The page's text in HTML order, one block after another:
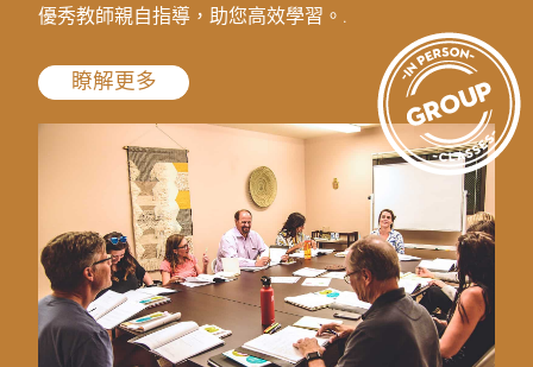
優秀教師親自指導，助您高效學習。.
瞭解更多